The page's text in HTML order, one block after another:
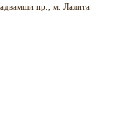
пр., м. Лалита